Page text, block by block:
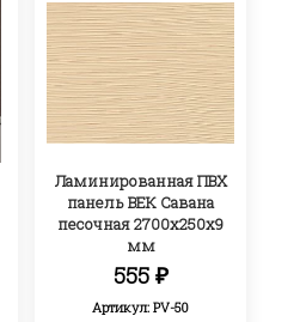
Ламинированная ПВХ
панель ВЕК Савана
песочная 2700х250х9
мм
555 ₽
Артикул: PV-50